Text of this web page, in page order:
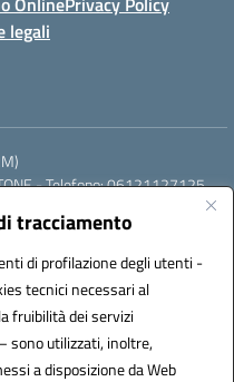
tracciamento
di profilazione degli utenti -
tecnici necessari al
fruibilità dei servizi
sono utilizzati, inoltre,
a disposizione da Web
legali
- Telefono: 06121127125
SEGNI - Telefono:
RMIS099002@pec.istruzione.it